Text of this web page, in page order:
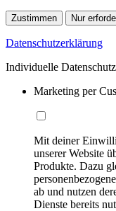
Zustimmen Nur
Datenschutzerklärung
Individuelle
Marketing per
Mit deiner
unserer Website
Produkte. Dazu
ab und nutzen
Dienste bereits